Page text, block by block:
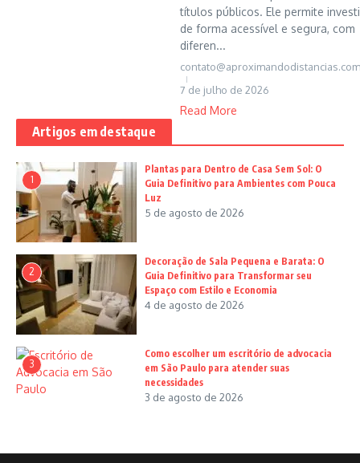
títulos públicos. Ele permite
de forma acessível e segura, com
diferen...
7 de julho de 2026
Read More
Artigos em destaque
1
Plantas para Dentro de Casa Sem Sol: O
Guia Definitivo para Ambientes com Pouca
Luz
5 de agosto de 2026
2
Decoração de Sala Pequena e Barata: O
Guia Definitivo para Transformar seu
Espaço com Estilo e Economia
4 de agosto de 2026
3
Como escolher um escritório de advocacia
em São Paulo para atender suas
necessidades
3 de agosto de 2026